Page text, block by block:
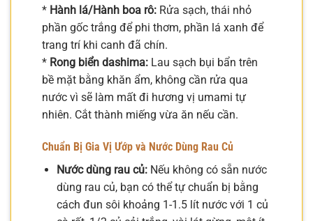
* Hành lá/Hành boa rô: Rửa sạch, thái nhỏ
phần gốc trắng để phi thơm, phần lá xanh để
trang trí khi canh đã chín.
* Rong biển dashima: Lau sạch bụi bẩn trên
bề mặt bằng khăn ẩm, không cần rửa qua
nước vì sẽ làm mất đi hương vị umami tự
nhiên. Cắt thành miếng vừa ăn nếu cần.
Chuẩn Bị Gia Vị Ướp và Nước Dùng Rau Củ
Nước dùng rau củ:Nếu không có sẵn nước
dùng rau củ, bạn có thể tự chuẩn bị bằng
cách đun sôi khoảng 1-1.5 lít nước với 1 củ